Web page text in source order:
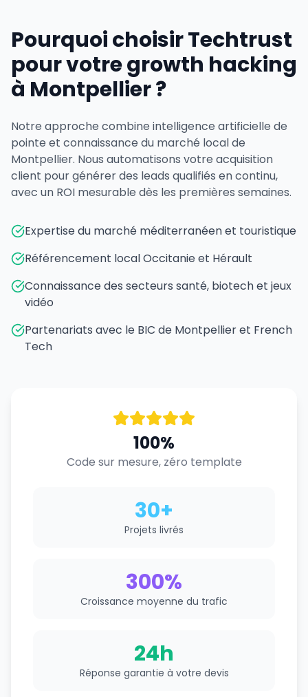
Pourquoi choisir Techtrust
pour votre growth hacking
à Montpellier ?
Notre approche combine intelligence artificielle de
pointe et connaissance du marché local de
Montpellier. Nous automatisons votre acquisition
client pour générer des leads qualifiés en continu,
avec un ROI mesurable dès les premières semaines.
Expertise du marché méditerranéen et touristique
Référencement local Occitanie et Hérault
Connaissance des secteurs santé, biotech et jeux
vidéo
Partenariats avec le BIC de Montpellier et French
Tech
100%
Code sur mesure, zéro template
30+
Projets livrés
300%
Croissance moyenne du trafic
24h
Réponse garantie à votre devis